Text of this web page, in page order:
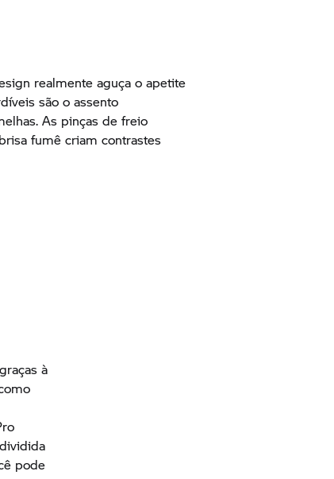
realmente aguça o apetite
são o assento
As pinças de freio
fumê criam contrastes
à
pode